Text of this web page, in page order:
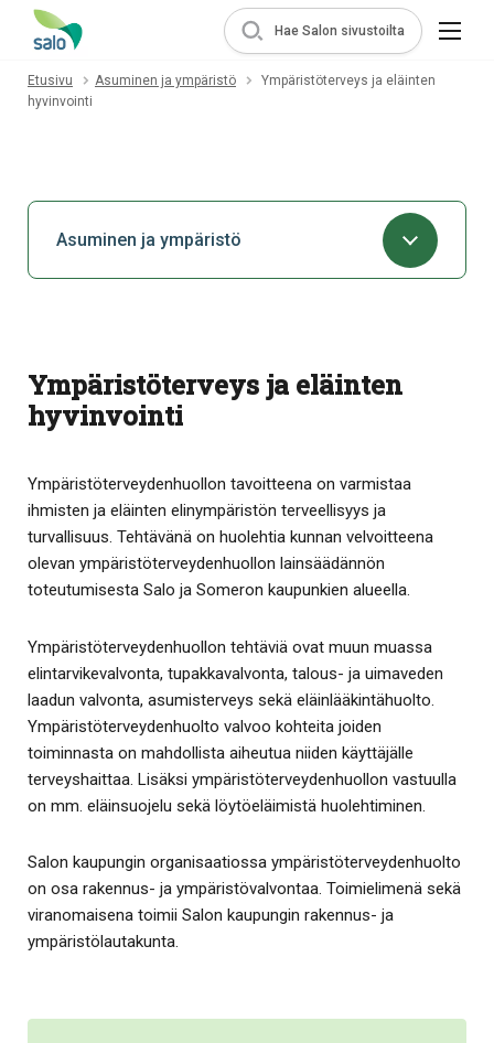
Hae Salon sivustoilta
Etusivu Asuminen ja ympäristö
Ympäristöterveys ja eläinten
hyvinvointi
Asuminen ja ympäristö
Ympäristöterveys ja eläinten
hyvinvointi
Ympäristöterveydenhuollon tavoitteena on varmistaa
ihmisten ja eläinten elinympäristön terveellisyys ja
turvallisuus. Tehtävänä on huolehtia kunnan velvoitteena
olevan ympäristöterveydenhuollon lainsäädännön
toteutumisesta Salo ja Someron kaupunkien alueella.
Ympäristöterveydenhuollon tehtäviä ovat muun muassa
elintarvikevalvonta, tupakkavalvonta, talous- ja uimaveden
laadun valvonta, asumisterveys sekä eläinlääkintähuolto.
Ympäristöterveydenhuolto valvoo kohteita joiden
toiminnasta on mahdollista aiheutua niiden käyttäjälle
terveyshaittaa. Lisäksi ympäristöterveydenhuollon vastuulla
on mm. eläinsuojelu sekä löytöeläimistä huolehtiminen.
Salon kaupungin organisaatiossa ympäristöterveydenhuolto
on osa rakennus- ja ympäristövalvontaa. Toimielimenä sekä
viranomaisena toimii Salon kaupungin rakennus- ja
ympäristölautakunta.